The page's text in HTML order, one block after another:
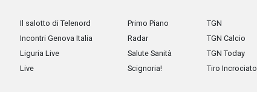
Il salotto di Telenord
Incontri Genova Italia
Liguria Live
Live
Primo Piano
Radar
Salute Sanità
Scignoria!
TGN
TGN Calcio
TGN Today
Tiro Incrociato